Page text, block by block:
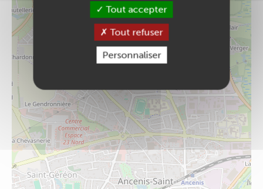
Tout accepter
Tout refuser
Personnaliser